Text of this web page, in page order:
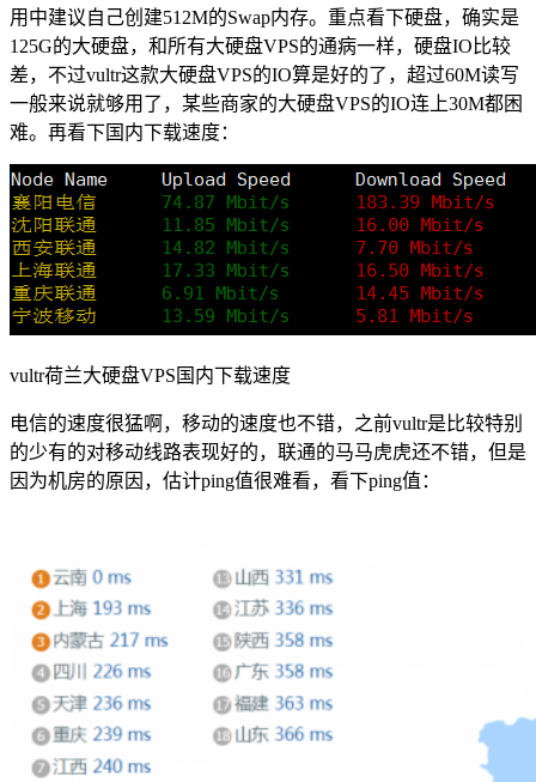
用中建议自己创建512M的Swap内存。重点看下硬盘，确实是
125G的大硬盘，和所有大硬盘VPS的通病一样，硬盘IO比较
差，不过vultr这款大硬盘VPS的IO算是好的了，超过60M读写
一般来说就够用了，某些商家的大硬盘VPS的IO连上30M都困
难。再看下国内下载速度：
vultr荷兰大硬盘VPS国内下载速度
电信的速度很猛啊，移动的速度也不错，之前vultr是比较特别
的少有的对移动线路表现好的，联通的马马虎虎还不错，但是
因为机房的原因，估计ping值很难看，看下ping值：